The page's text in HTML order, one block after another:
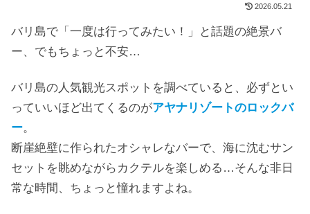
2026.05.21
バリ島で「一度は行ってみたい！」と話題の絶景バ
ー、でもちょっと不安…
バリ島の人気観光スポットを調べていると、必ずとい
っていいほど出てくるのがアヤナリゾートのロックバ
ー。
断崖絶壁に作られたオシャレなバーで、海に沈むサン
セットを眺めながらカクテルを楽しめる…そんな非日
常な時間、ちょっと憧れますよね。